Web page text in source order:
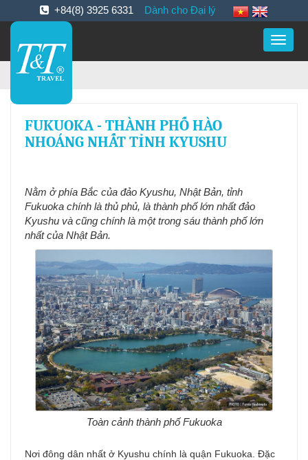
+84(8) 3925 6331 Dành cho Đại lý
Toggle
FUKUOKA - THÀNH PHỐ HÀO
NHOÁNG NHẤT TỈNH KYUSHU
Nằm ở phía Bắc của đảo Kyushu, Nhật Bản, tỉnh
Fukuoka chính là thủ phủ, là thành phố lớn nhất đảo
Kyushu và cũng chính là một trong sáu thành phố lớn
nhất của Nhật Bản.
Toàn cảnh thành phố Fukuoka
Nơi đông dân nhất ở Kyushu chính là quận Fukuoka. Đặc